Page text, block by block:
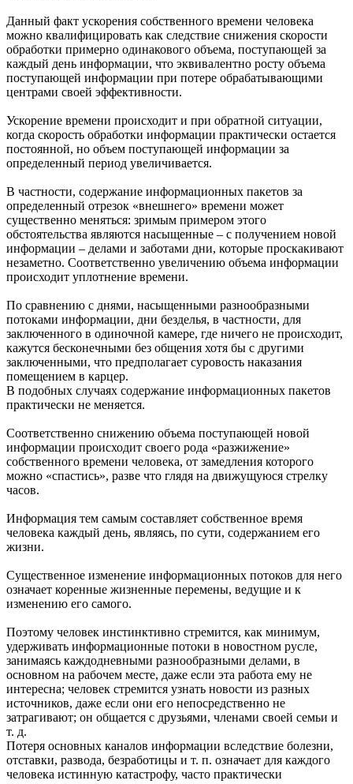
Данный факт ускорения собственного времени человека
можно квалифицировать как следствие снижения скорости
обработки примерно одинакового объема, поступающей за
каждый день информации, что эквивалентно росту объема
поступающей информации при потере обрабатывающими
центрами своей эффективности.
Ускорение времени происходит и при обратной ситуации,
когда скорость обработки информации практически остается
постоянной, но объем поступающей информации за
определенный период увеличивается.
В частности, содержание информационных пакетов за
определенный отрезок «внешнего» времени может
существенно меняться: зримым примером этого
обстоятельства являются насыщенные – с получением новой
информации – делами и заботами дни, которые проскакивают
незаметно. Соответственно увеличению объема информации
происходит уплотнение времени.
По сравнению с днями, насыщенными разнообразными
потоками информации, дни безделья, в частности, для
заключенного в одиночной камере, где ничего не происходит,
кажутся бесконечными без общения хотя бы с другими
заключенными, что предполагает суровость наказания
помещением в карцер.
В подобных случаях содержание информационных пакетов
практически не меняется.
Соответственно снижению объема поступающей новой
информации происходит своего рода «разжижение»
собственного времени человека, от замедления которого
можно «спастись», разве что глядя на движущуюся стрелку
часов.
Информация тем самым составляет собственное время
человека каждый день, являясь, по сути, содержанием его
жизни.
Существенное изменение информационных потоков для него
означает коренные жизненные перемены, ведущие и к
изменению его самого.
Поэтому человек инстинктивно стремится, как минимум,
удерживать информационные потоки в новостном русле,
занимаясь каждодневными разнообразными делами, в
основном на рабочем месте, даже если эта работа ему не
интересна; человек стремится узнать новости из разных
источников, даже если они его непосредственно не
затрагивают; он общается с друзьями, членами своей семьи и
т. д.
Потеря основных каналов информации вследствие болезни,
отставки, развода, безработицы и т. п. означает для каждого
человека истинную катастрофу, часто практически